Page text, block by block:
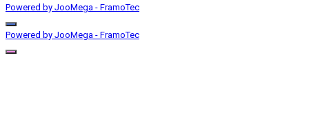
Powered by JooMega - FramoTec
Powered by JooMega - FramoTec